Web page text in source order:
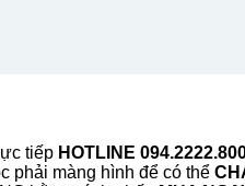
tiếp HOTLINE
phải màng hình để có thể